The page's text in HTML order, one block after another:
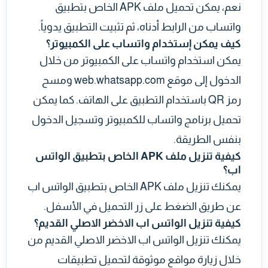
نعم، يمكن تحميل ملف APK الخاص بتطبيق
واتساب من الرابط أدناه، ثم تثبيت التطبيق يدوياً.
كيف يمكن إستخدام واتساب على الكمبيوتر؟
يمكن استخدام واتساب على الكمبيوتر من خلال
الدخول إلى موقع web.whatsapp.com ومسح
رمز QR باستخدام التطبيق على الهاتف. كما يمكن
تحميل برنامج واتساب للكمبيوتر وتسجيل الدخول
بنفس الطريقة.
كيفية تنزيل ملف APK الخاص بتطبيق الواتس
اب؟
يمكنك تنزيل ملف APK الخاص بتطبيق الواتس اب
عن طريق الضغط على زر التحميل في الأسفل.
كيفية تنزيل الواتس اب الاخضر الاصلي القديم؟
يمكنك تنزيل الواتس اب الاخضر الاصلي القديم من
خلال زيارة مواقع موثوقة لتحميل تطبيقات